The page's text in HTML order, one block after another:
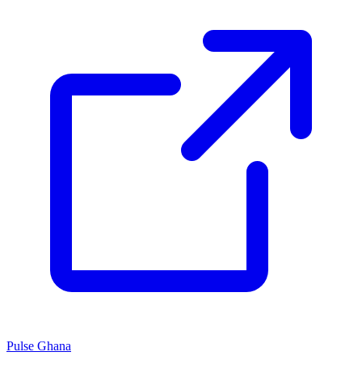
Pulse Ghana